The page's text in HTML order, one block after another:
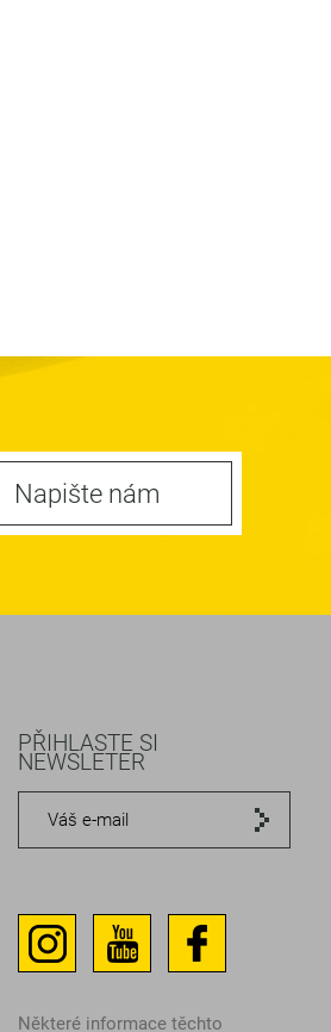
Napište nám
PŘIHLASTE SI
NEWSLETER
Některé informace těchto